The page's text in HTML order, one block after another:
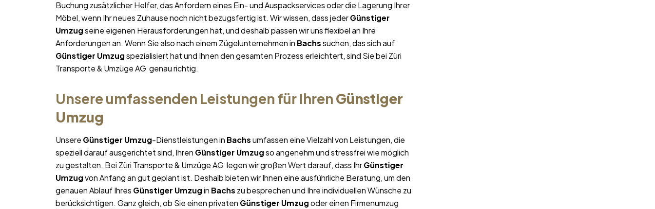
Buchung zusätzlicher Helfer, das Anfordern eines Ein- und Auspackservices oder die Lagerung Ihrer
Möbel, wenn Ihr neues Zuhause noch nicht bezugsfertig ist. Wir wissen, dass jederGünstiger
Umzugseine eigenen Herausforderungen hat, und deshalb passen wir uns flexibel an Ihre
Anforderungen an. Wenn Sie also nach einem Zügelunternehmen in Bachssuchen, das sich auf
Günstiger Umzugspezialisiert hat und Ihnen den gesamten Prozess erleichtert, sind Sie bei Züri
Transporte & Umzüge AG genau richtig.
Unsere umfassenden Leistungen für Ihren Günstiger
Umzug
Unsere Günstiger Umzug-Dienstleistungen in Bachsumfassen eine Vielzahl von Leistungen, die
speziell darauf ausgerichtet sind, Ihren Günstiger Umzugso angenehm und stressfrei wie möglich
zu gestalten. Bei Züri Transporte & Umzüge AG legen wir großen Wert darauf, dass IhrGünstiger
Umzugvon Anfang an gut geplant ist. Deshalb bieten wir Ihnen eine ausführliche Beratung, um den
genauen Ablauf Ihres Günstiger Umzugin Bachs zu besprechen und Ihre individuellen Wünsche zu
berücksichtigen. Ganz gleich, ob Sie einen privaten Günstiger Umzugoder einen Firmenumzug